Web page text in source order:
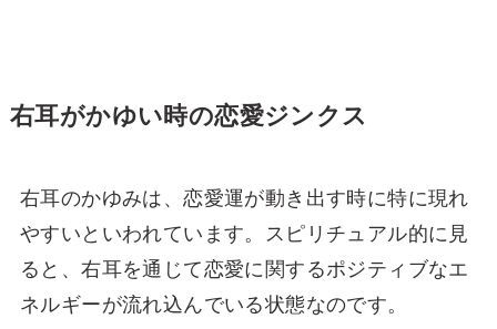
右耳がかゆい時の恋愛ジンクス
右耳のかゆみは、恋愛運が動き出す時に特に現れ
やすいといわれています。スピリチュアル的に見
ると、右耳を通じて恋愛に関するポジティブなエ
ネルギーが流れ込んでいる状態なのです。